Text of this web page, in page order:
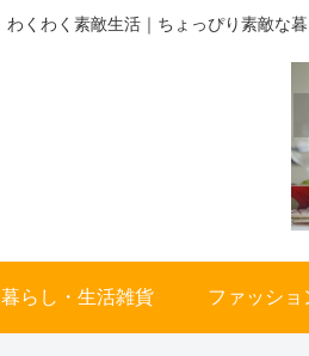
わくわく素敵生活｜ちょっぴり素敵な
暮らし・生活雑貨 ファッショ